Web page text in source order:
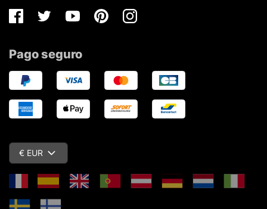
FacebookTwitterYoutubePinterestInstagram
Pago seguro
€ EUR